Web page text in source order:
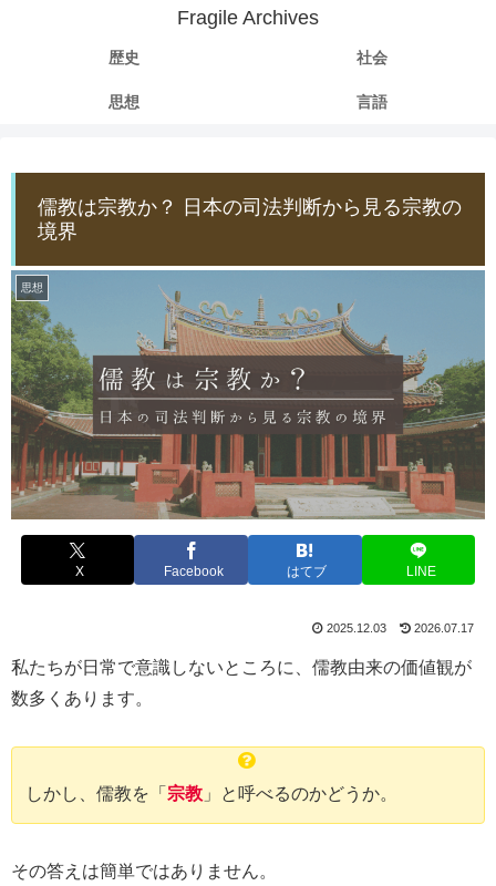
Fragile Archives
歴史 社会
思想 言語
儒教は宗教か？ 日本の司法判断から見る宗教の
境界
思想
X Facebook はてブ LINE
2025.12.03 2026.07.17
私たちが日常で意識しないところに、儒教由来の価値観が
数多くあります。
しかし、儒教を「 宗教 」と呼べるのかどうか。
その答えは簡単ではありません。